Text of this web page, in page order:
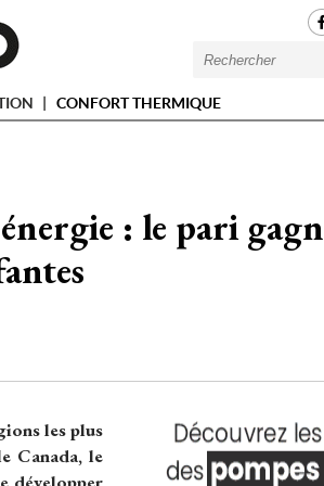
CONFORT THERMIQUE
: le pari
les plus
Canada, le